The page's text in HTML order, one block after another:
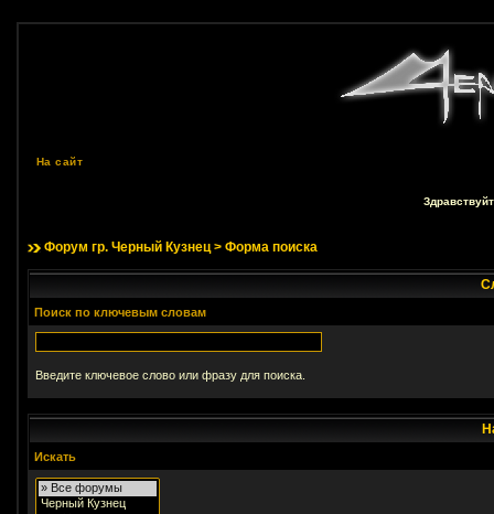
На сайт
Форум гр. Черный Кузнец> Форма поиска
Поиск по ключевым словам
Введите ключевое слово или фразу для поиска.
Искать